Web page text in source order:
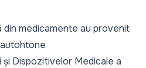
din medicamente au provenit
Dispozitivelor Medicale a